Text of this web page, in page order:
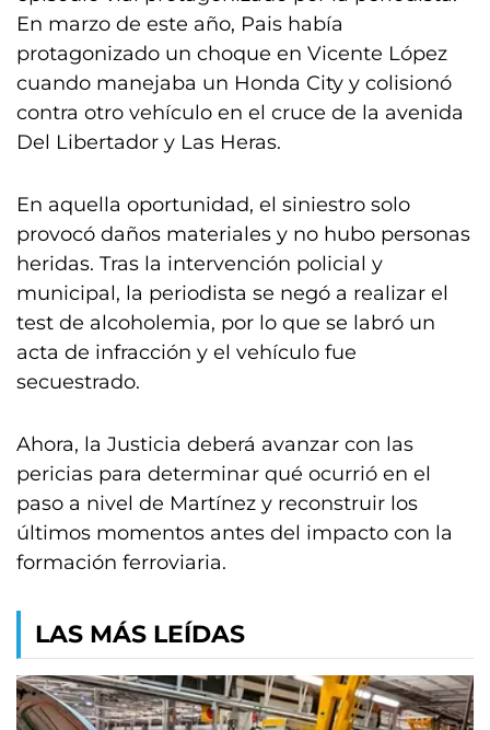
En marzo de este año, Pais había
protagonizado un choque en Vicente López
cuando manejaba un Honda City y colisionó
contra otro vehículo en el cruce de la avenida
Del Libertador y Las Heras.
En aquella oportunidad, el siniestro solo
provocó daños materiales y no hubo personas
heridas. Tras la intervención policial y
municipal, la periodista se negó a realizar el
test de alcoholemia, por lo que se labró un
acta de infracción y el vehículo fue
secuestrado.
Ahora, la Justicia deberá avanzar con las
pericias para determinar qué ocurrió en el
paso a nivel de Martínez y reconstruir los
últimos momentos antes del impacto con la
formación ferroviaria.
LAS MÁS LEÍDAS